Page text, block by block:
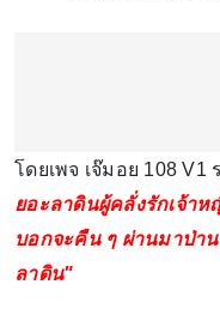
โดยเพจ เจ๊มอย 108 V1
ยอะลาดินผู้คลั่งรักเจ้า
บอกจะคืน ๆ ผ่านมาป่าน
ลาดิน"